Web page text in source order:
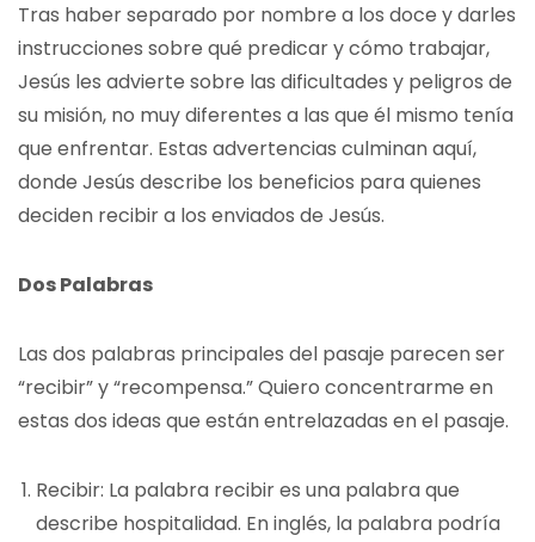
Tras haber separado por nombre a los doce y darles
instrucciones sobre qué predicar y cómo trabajar,
Jesús les advierte sobre las dificultades y peligros de
su misión, no muy diferentes a las que él mismo tenía
que enfrentar. Estas advertencias culminan aquí,
donde Jesús describe los beneficios para quienes
deciden recibir a los enviados de Jesús.
Dos Palabras
Las dos palabras principales del pasaje parecen ser
“recibir” y “recompensa.” Quiero concentrarme en
estas dos ideas que están entrelazadas en el pasaje.
Recibir: La palabra recibir es una palabra que
describe hospitalidad. En inglés, la palabra podría